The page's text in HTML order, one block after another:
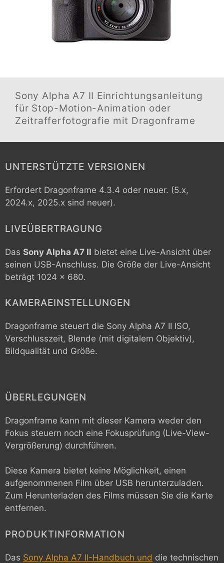
Sony Alpha A7 II Einrichtungsanleitung
für Stop-Motion-Animation oder
Zeitrafferfotografie mit Dragonframe
UNTERSTÜTZTE VERSIONEN
Erfordert Dragonframe 4.3.4 oder neuer. (5.x,
2024.x, 2025.x sind neuer).
LIVEÜBERTRAGUNG
Das Sony Alpha A7 II bietet eine Live-Ansicht über
seinen USB-Anschluss. Die Größe der Live-Ansicht
beträgt 1024 x 680.
KAMERAEINSTELLUNGEN
Dragonframe steuert die Sony Alpha A7 II ISO,
Verschlusszeit, Blende (mit digitalem Objektiv),
Bildqualität und Größe.
ÜBERLEGUNGEN
Dragonframe kann mit dieser Kamera weder den
Fokus steuern noch eine Fokusprüfung (Live-View-
Vergrößerung) durchführen.
Diese Kamera bietet keine Möglichkeit, einen
aufgenommenen Film über USB herunterzuladen.
Zum Herunterladen des Films müssen Sie die Karte
entfernen.
PRODUKTINFORMATION
Das Sony Alpha A7 II-Handbuch und die technischen